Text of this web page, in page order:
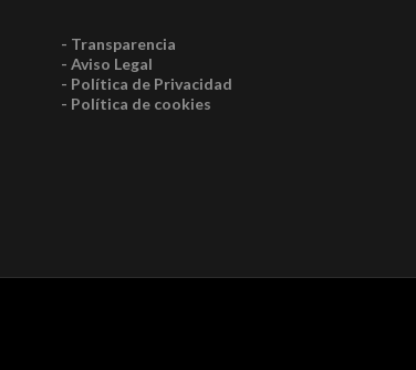
- Transparencia
- Aviso Legal
- Política de Privacidad
- Política de cookies